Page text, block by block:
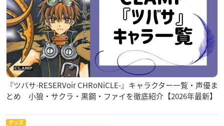
『ツバサ-RESERVoir CHRoNiCLE-』キャラクター一覧・声優ま
とめ 小狼・サクラ・黒鋼・ファイを徹底紹介【2026年最新】
グッズ